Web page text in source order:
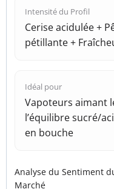
Intensité du Profil
Cerise acidulée +
pétillante +
Idéal pour
Vapoteurs aimant
l’équilibre sucré/
en bouche
Analyse du Sentiment
Marché